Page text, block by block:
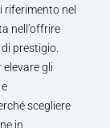
riferimento nel
nell’offrire
prestigio.
gli
scegliere
in